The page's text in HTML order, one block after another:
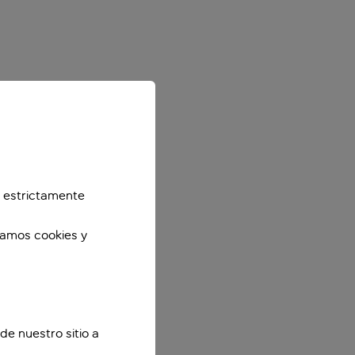
estrictamente
cookies y
nuestro sitio a